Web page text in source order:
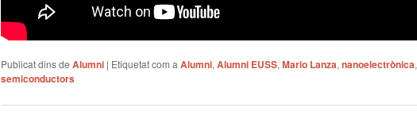
Publicat dins de Alumni | Etiquetat com a Alumni, Alumni EUSS, Mario Lanza, nanoelectrònica,
semiconductors